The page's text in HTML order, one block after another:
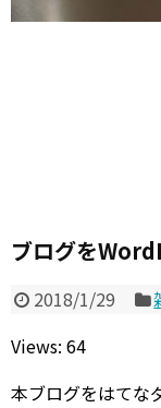
ブログを
2018/1/29
Views: 64
本ブログをはてな